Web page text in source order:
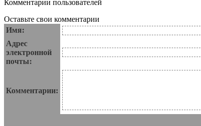
Комментарии пользователей
Оставьте свои комментарии
Имя:
Адрес
электронной
почты:
Комментарии: